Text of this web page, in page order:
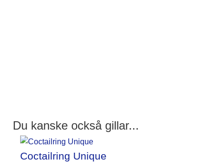
Du kanske också gillar...
Coctailring Unique